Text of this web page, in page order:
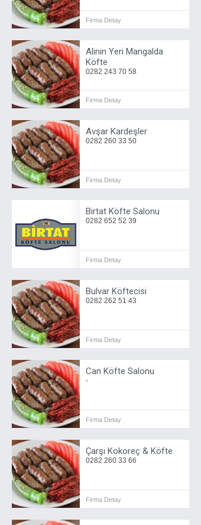
Firma Detay
Alinin Yeri Mangalda
Köfte
0282 243 70 58
Firma Detay
Avşar Kardeşler
0282 260 33 50
Firma Detay
Birtat Köfte Salonu
0282 652 52 39
Firma Detay
Bulvar Köftecisi
0282 262 51 43
Firma Detay
Can Köfte Salonu
-
Firma Detay
Çarşı Kokoreç & Köfte
0282 260 33 66
Firma Detay